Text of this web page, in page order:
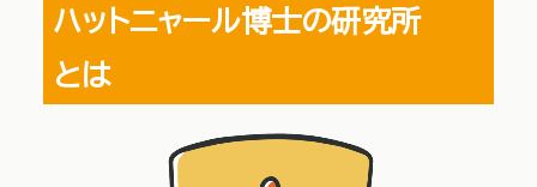
ハットニャール博士の研究所
とは